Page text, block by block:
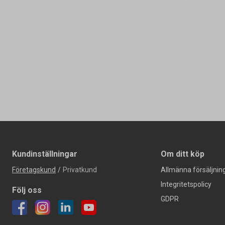
Kundinställningar
Företagskund / Privatkund
Följ oss
Om ditt köp
Allmänna
Integritetspolicy
GDPR